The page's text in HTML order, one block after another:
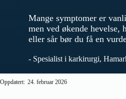
Mange symptomer er
men ved økende hevelse,
eller sår bør du få en
- Spesialist i karkirurgi,
Oppdatert: 24. februar 2026